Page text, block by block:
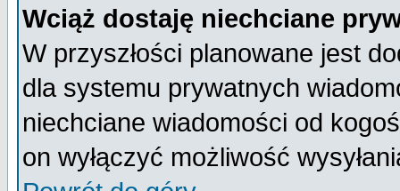
Wciąż dostaję niechciane
W przyszłości planowane jest
dla systemu prywatnych
niechciane wiadomości od
on wyłączyć możliwość